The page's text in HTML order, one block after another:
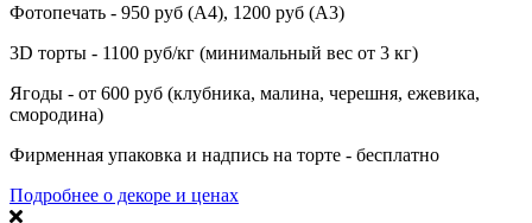
Фотопечать - 950 руб (А4), 1200 руб (А3)
3D торты - 1100 руб/кг (минимальный вес от 3 кг)
Ягоды - от 600 руб (клубника, малина, черешня, ежевика,
смородина)
Фирменная упаковка и надпись на торте - бесплатно
Подробнее о декоре и ценах